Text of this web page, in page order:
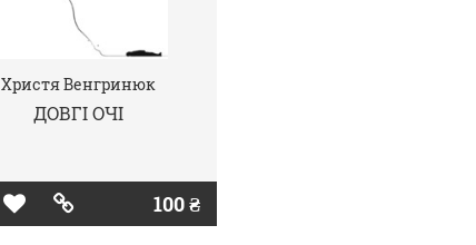
Христя Венгринюк
ДОВГІ ОЧІ
100 ₴